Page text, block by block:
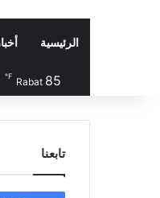
الرئيسية
Rabat 85
℉
تابعنا